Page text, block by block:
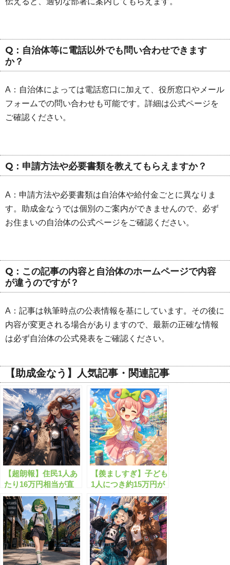
Q：自治体等に電話以外でも問い合わせできます
か？
A：自治体によっては電話窓口に加えて、役所窓口やメール
フォームでの問い合わせも可能です。詳細は公式ページを
ご確認ください。
Q：申請方法や必要書類を教えてもらえますか？
A：申請方法や必要書類は自治体や給付金ごとに異なりま
す。助成金なうでは個別のご案内ができませんので、必ず
お住まいの自治体の公式ページをご確認ください。
Q：この記事の内容と自治体のホームページで内容
が違うのですが？
A：記事は執筆時点の公表情報を基にしています。その後に
内容が変更される場合がありますので、最新の正確な情報
は必ず自治体の公式発表をご確認ください。
【助成金なう】人気記事・関連記事
【超朗報】住民1人あ
たり16万円相当が直
接給付されます！
【羨ましすぎ】子ども
1人につき約15万円が
口座に給付される子育
て支援制度とは？